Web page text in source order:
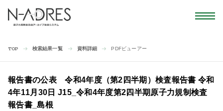
TOP 検索結果一覧 資料詳細 PDFビューアー
報告書の公表 令和4年度（第2四半期）検査報告書 令和
4年11月30日 J15_令和4年度第2四半期原子力規制検査
報告書_島根